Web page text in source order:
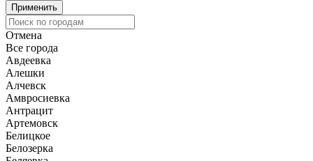
Применить
Отмена
Все города
Авдеевка
Алешки
Алчевск
Амвросиевка
Антрацит
Артемовск
Белицкое
Белозерка